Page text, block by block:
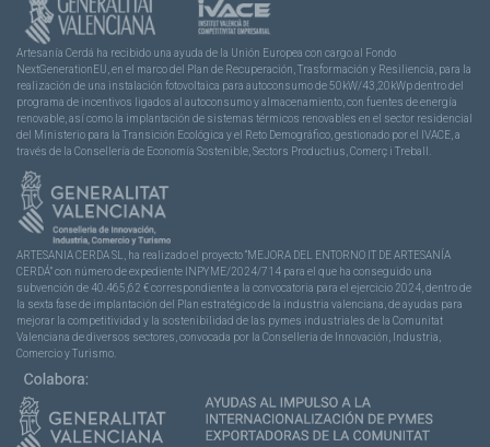
Artesanía Cerdá ha recibido una ayuda de la Unión Europea con cargo al Fondo
NextGenerationEU, en el marco del Plan de Recuperación, Trasformación y Resiliencia, para la
realización de una instalación fotovoltaica para autoconsumo de 50kW/43,20kWp dentro del
programa de incentivos ligados al autoconsumo y almacenamiento, con fuentes de energía
renovable, así como la implantación de sistemas térmicos renovables en el sector residencial
del Ministerio para la Transición Ecológica y el Reto Demográfico, gestionado por el IVACE, a
través de la Consellería de Economía Sostenible, Sectors Productius, Comerç i Treball.
ARTESANIA CERDA SL, ha realizado el proyecto “MEJORA DEL ENTORNO IT DE ARTESANÍA
CERDÁ” con número de expediente INPYME/2024/714 para el que ha conseguido una
subvención de 40.465,62 € correspondiente a la convocatoria para el ejercicio 2024, dentro de
la sexta fase de implantación del Plan estratégico de la industria valenciana, de ayudas para
mejorar la competitividad y la sostenibilidad de las pymes industriales de la Comunitat
Valenciana de diversos sectores, convocada por la Conselleria de Innovación, Industria,
Comercio y Turismo.